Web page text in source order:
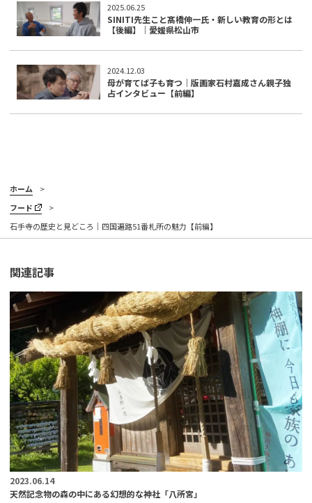
2025.06.25
SINITI先生こと髙橋伸一氏・新しい教育の形とは
【後編】｜愛媛県松山市
2024.12.03
母が育てば子も育つ｜版画家石村嘉成さん親子独
占インタビュー【前編】
ホーム
フード
石手寺の歴史と見どころ｜四国遍路51番札所の魅力【前編】
関連記事
2023.06.14
天然記念物の森の中にある幻想的な神社「八所宮」